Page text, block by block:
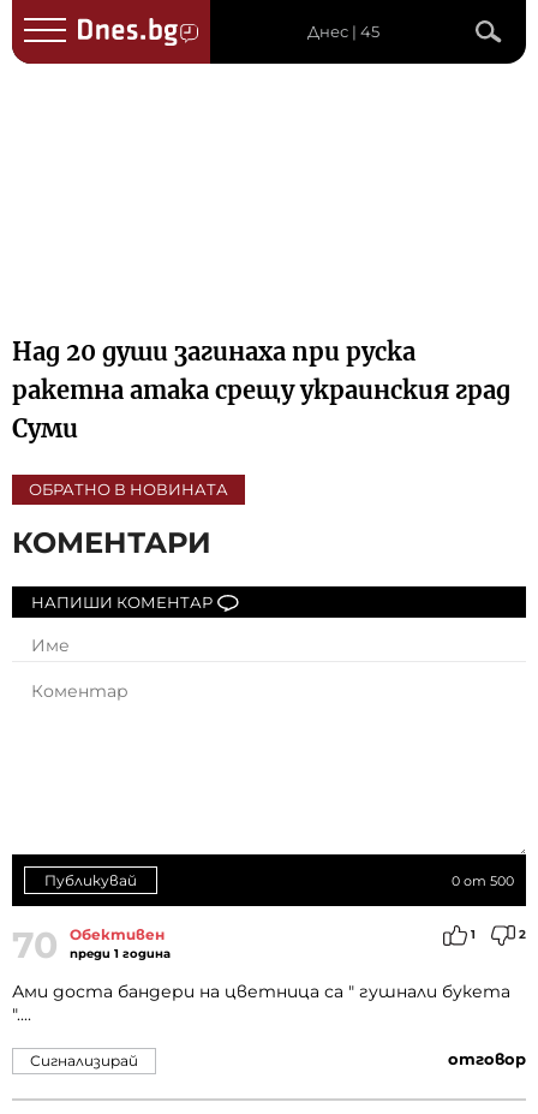
Днес | 45
Над 20 души загинаха при руска
ракетна атака срещу украинския град
Суми
ОБРАТНО В НОВИНАТА
КОМЕНТАРИ
НАПИШИ КОМЕНТАР
0 от 500
Публикувай
70 Обективен
преди 1 година
1 2
Ами доста бандери на цветница са " гушнали букета
"....
отговор
Сигнализирай